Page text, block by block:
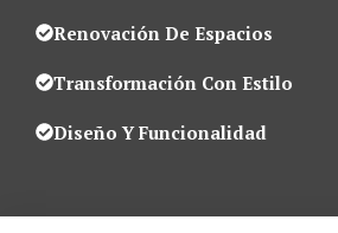
Renovación De Espacios
Transformación Con Estilo
Diseño Y Funcionalidad